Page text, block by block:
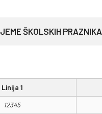
ŠKOLSKIH PRAZNIKA
Linija 1
12345